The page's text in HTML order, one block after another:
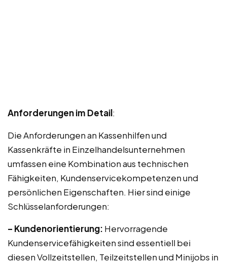
Anforderungen im Detail:
Die Anforderungen an Kassenhilfen und
Kassenkräfte in Einzelhandelsunternehmen
umfassen eine Kombination aus technischen
Fähigkeiten, Kundenservicekompetenzen und
persönlichen Eigenschaften. Hier sind einige
Schlüsselanforderungen:
– Kundenorientierung: Hervorragende
Kundenservicefähigkeiten sind essentiell bei
diesen Vollzeitstellen, Teilzeitstellen und Minijobs in